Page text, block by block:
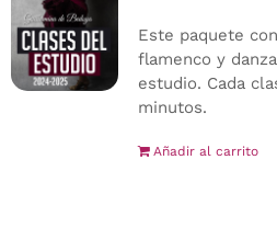
Este paquete
flamenco y
estudio. Cada
minutos.
Añadir al carrito